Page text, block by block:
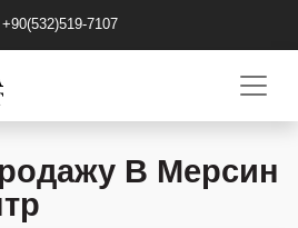
+90(532)519-7107
В Мерсин